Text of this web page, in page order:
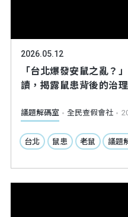
2026.05.12
「台北爆發安鼠之亂？
讀，揭露鼠患背後的治
議題解碼室 全民查假會社
台北 鼠患 老鼠 議題